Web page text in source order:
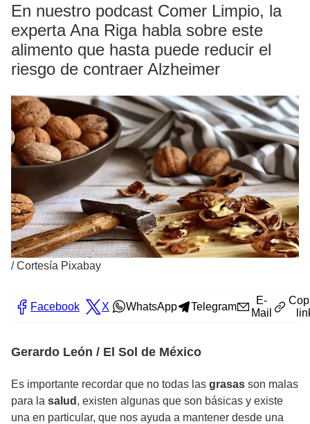
En nuestro podcast Comer Limpio, la
experta Ana Riga habla sobre este
alimento que hasta puede reducir el
riesgo de contraer Alzheimer
/Cortesía Pixabay
Facebook X WhatsApp Telegram
E-
Mail
Gerardo León / El Sol de México
Es importante recordar que no todas las grasas son malas
para la salud , existen algunas que son básicas y existe
una en particular, que nos ayuda a mantener desde una